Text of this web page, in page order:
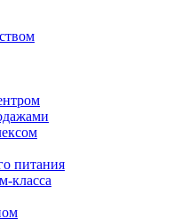
питания
класса